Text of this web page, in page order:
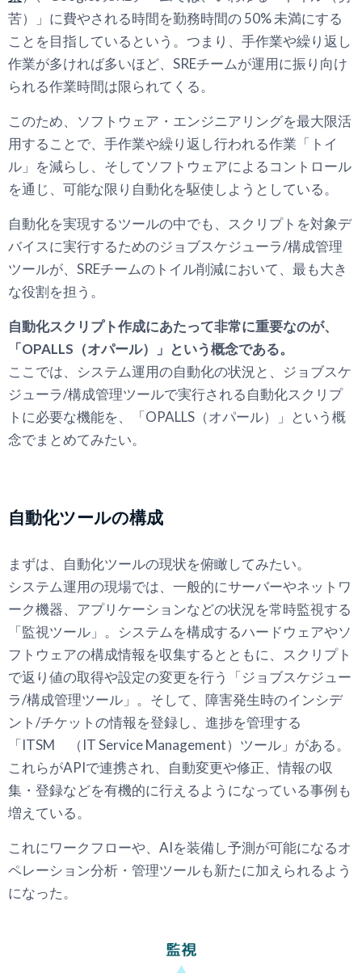
苦）」に費やされる時間を勤務時間の 50% 未満にする
ことを目指しているという。つまり、手作業や繰り返し
作業が多ければ多いほど、SREチームが運用に振り向け
られる作業時間は限られてくる。
このため、ソフトウェア・エンジニアリングを最大限活
用することで、手作業や繰り返し行われる作業「トイ
ル」を減らし、そしてソフトウェアによるコントロール
を通じ、可能な限り自動化を駆使しようとしている。
自動化を実現するツールの中でも、スクリプトを対象デ
バイスに実行するためのジョブスケジューラ/構成管理
ツールが、SREチームのトイル削減において、最も大き
な役割を担う。
自動化スクリプト作成にあたって非常に重要なのが、
「OPALLS（オパール）」という概念である。
ここでは、システム運用の自動化の状況と、ジョブスケ
ジューラ/構成管理ツールで実行される自動化スクリプ
トに必要な機能を、「OPALLS（オパール）」という概
念でまとめてみたい。
自動化ツールの構成
まずは、自動化ツールの現状を俯瞰してみたい。
システム運用の現場では、一般的にサーバーやネットワ
ーク機器、アプリケーションなどの状況を常時監視する
「監視ツール」。システムを構成するハードウェアやソ
フトウェアの構成情報を収集するとともに、スクリプト
で返り値の取得や設定の変更を行う「ジョブスケジュー
ラ/構成管理ツール」。そして、障害発生時のインシデ
ント/チケットの情報を登録し、進捗を管理する
「ITSM （IT Service Management）ツール」がある。
これらがAPIで連携され、自動変更や修正、情報の収
集・登録などを有機的に行えるようになっている事例も
増えている。
これにワークフローや、AIを装備し予測が可能になるオ
ペレーション分析・管理ツールも新たに加えられるよう
になった。